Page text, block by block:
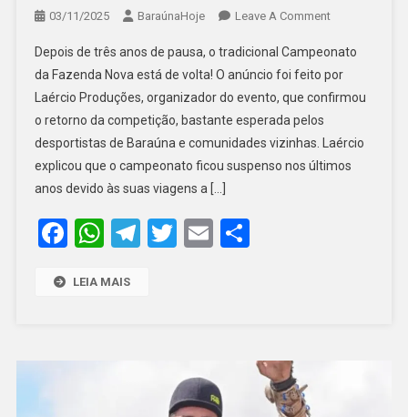
03/11/2025 BaraúnaHoje Leave A CommentOn
PRODUÇÕES
ANUNCIA
O
DO
TRADICIONAL
Depois de três anos de pausa, o tradicional Campeonato
da Fazenda Nova está de volta! O anúncio foi feito por
Laércio Produções, organizador do evento, que confirmou
o retorno da competição, bastante esperada pelos
desportistas de Baraúna e comunidades vizinhas. Laércio
explicou que o campeonato ficou suspenso nos últimos
anos devido às suas viagens a […]
Facebook
WhatsApp
Telegram
Twitter
Email
LEIA MAIS